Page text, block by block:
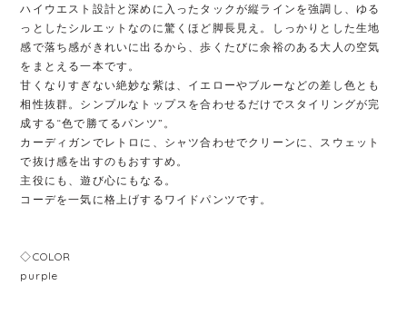
ハイウエスト設計と深めに入ったタックが縦ラインを強調し、ゆる
っとしたシルエットなのに驚くほど脚長見え。しっかりとした生地
感で落ち感がきれいに出るから、歩くたびに余裕のある大人の空気
をまとえる一本です。
甘くなりすぎない絶妙な紫は、イエローやブルーなどの差し色とも
相性抜群。シンプルなトップスを合わせるだけでスタイリングが完
成する“色で勝てるパンツ”。
カーディガンでレトロに、シャツ合わせでクリーンに、スウェット
で抜け感を出すのもおすすめ。
主役にも、遊び心にもなる。
コーデを一気に格上げするワイドパンツです。
◇COLOR
purple